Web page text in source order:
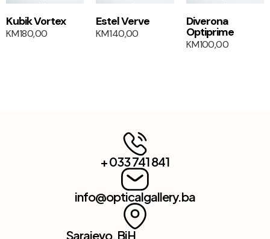
Kubik Vortex
KM180,00
Estel Verve
KM140,00
Diverona
Optiprime
KM100,00
+ 033 741 841
info@opticalgallery.ba
Sarajevo, BiH